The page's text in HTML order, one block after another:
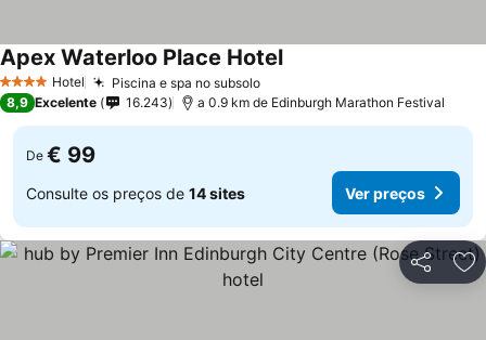
4 EstrelasHotel Piscina e spa no subsolo
Apex Waterloo Place Hotel
8,9 Excelente 16.243 a 0.9 km de Edinburgh Marathon Festival
De € 99
Consulte os preços de 14 sites Ver preços
Partilhar